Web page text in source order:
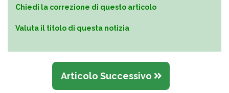
Chiedi la correzione di questo articolo
Valuta il titolo di questa notizia
Articolo Successivo